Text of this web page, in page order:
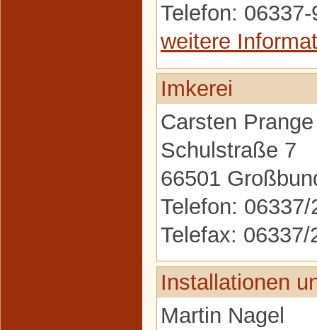
Telefon:
weitere
Imkerei
Carsten Prange
Schulstraße 7
66501
Telefon: 06337/
Telefax: 06337/
Installationen
Martin Nagel